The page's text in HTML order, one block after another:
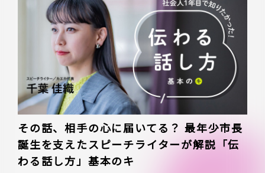
その話、相手の心に届いてる？ 最年少市長
誕生を支えたスピーチライターが解説「伝
わる話し方」基本のキ